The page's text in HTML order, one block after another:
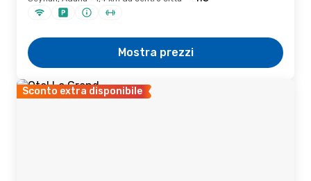
Mostra prezzi
Sconto extra disponibile